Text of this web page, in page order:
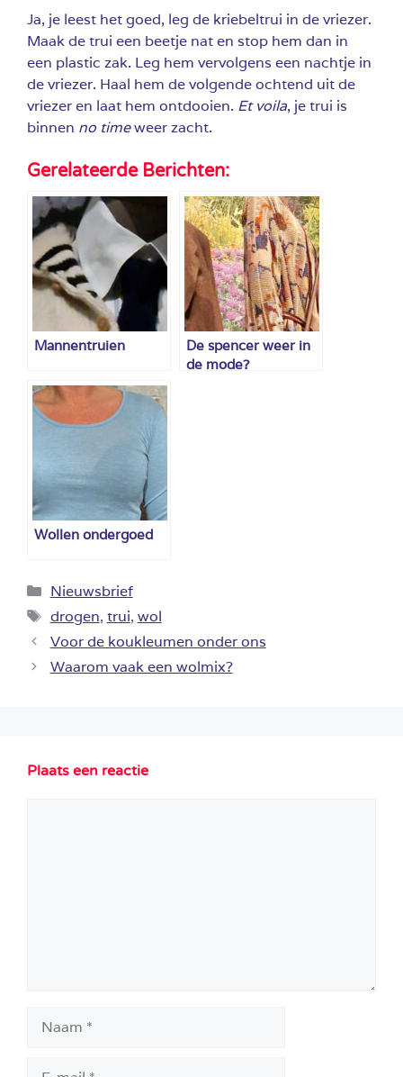
Ja, je leest het goed, leg de kriebeltrui in de vriezer.
Maak de trui een beetje nat en stop hem dan in
een plastic zak. Leg hem vervolgens een nachtje in
de vriezer. Haal hem de volgende ochtend uit de
vriezer en laat hem ontdooien. Et voila, je trui is
binnen no timeweer zacht.
Gerelateerde Berichten:
Mannentruien
De spencer weer in
de mode?
Wollen ondergoed
Categorieën
Nieuwsbrief
Tags
drogen, trui, wol
Voor de koukleumen onder ons
Waarom vaak een wolmix?
Plaats een reactie